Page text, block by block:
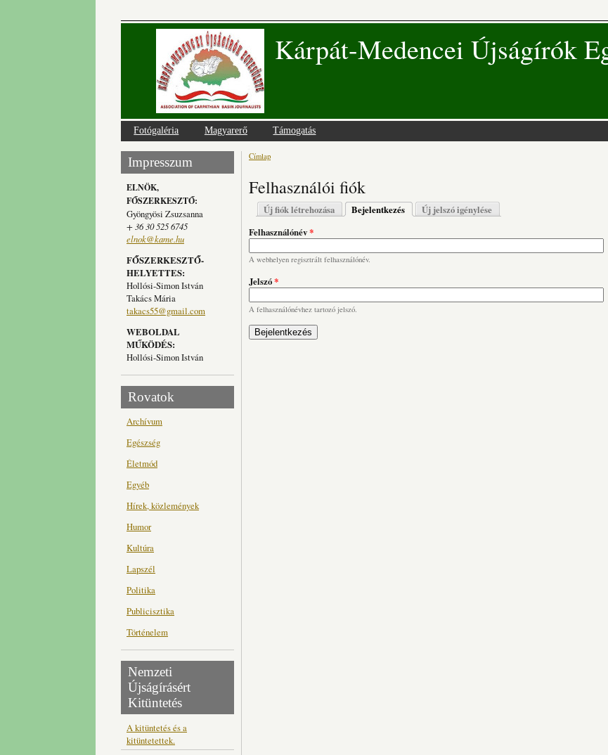
Kárpát-Medencei Újságírók
Fotógaléria Magyarerő Támogatás
Impresszum
ELNÖK,
FŐSZERKESZTŐ:
Gyöngyösi Zsuzsanna
+ 36 30 525 6745
elnok@kame.hu
FŐSZERKESZTŐ-
HELYETTES:
Hollósi-Simon István
Takács Mária
takacs55@gmail.com
WEBOLDAL
MŰKÖDÉS:
Hollósi-Simon István
Rovatok
Archívum
Egészség
Életmód
Egyéb
Hírek, közlemények
Humor
Kultúra
Lapszél
Politika
Publicisztika
Történelem
Nemzeti
Újságírásért
Kitüntetés
A kitüntetés és a
kitüntetettek.
Jelenlegi hely
Címlap
Felhasználói fiók
Elsődleges fülek
Új fiók létrehozása Bejelentkezés (aktív fül)
Új jelszó igénylése
Felhasználónév*
A webhelyen regisztrált felhasználónév.
Jelszó*
A felhasználónévhez tartozó jelszó.